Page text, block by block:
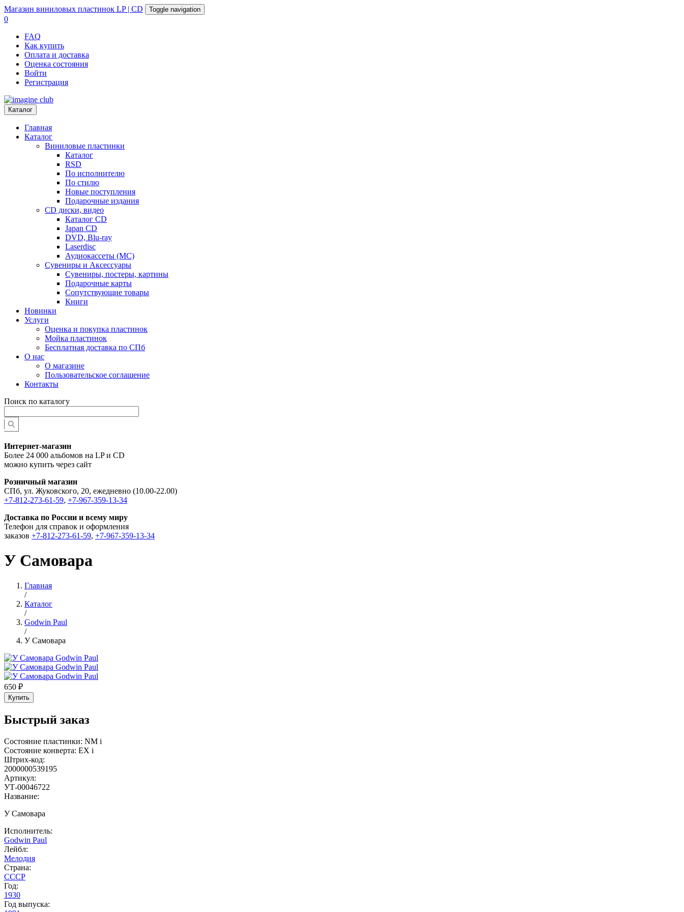
Магазин виниловых пластинок LP | CD Toggle navigation
0
FAQ
Как купить
Оплата и доставка
Оценка состояния
Войти
Регистрация
Каталог
Главная
Каталог
Виниловые пластинки
Каталог
RSD
По исполнителю
По стилю
Новые поступления
Подарочные издания
CD диски, видео
Каталог CD
Japan CD
DVD, Blu-ray
Laserdisc
Аудиокассеты (MC)
Сувениры и Аксессуары
Сувениры, постеры, картины
Подарочные карты
Сопутствующие товары
Книги
Новинки
Услуги
Оценка и покупка пластинок
Мойка пластинок
Бесплатная доставка по СПб
О нас
О магазине
Пользовательское соглашение
Контакты
Поиск по каталогу
Интернет-магазин
Более 24 000 альбомов на LP и CD
можно купить через сайт
Розничный магазин
СПб, ул. Жуковского, 20, ежедневно (10.00-22.00)
+7-812-273-61-59, +7-967-359-13-34
Доставка по России и всему миру
Телефон для справок и оформления
заказов +7-812-273-61-59, +7-967-359-13-34
У Самовара
Главная
/
Каталог
/
Godwin Paul
/
У Самовара
650 ₽
Купить
Быстрый заказ
Состояние пластинки: NM i
Состояние конверта: EX i
Штрих-код:
2000000539195
Артикул:
УТ-00046722
Название:
У Самовара
Исполнитель:
Godwin Paul
Лейбл:
Мелодия
Страна:
СССР
Год:
1930
Год выпуска: